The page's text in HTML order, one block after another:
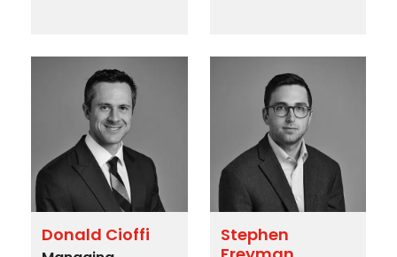
Donald Cioffi
Stephen